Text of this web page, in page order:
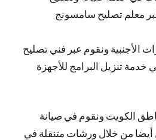
معلم تصليح سامسونج
الأجنبية ونقوم عبر فني تصليح
خدمة تنزيل البرامج للأجهزة
الكويت ونقوم في صيانة
أيضا من خلال ورشات متنقلة في